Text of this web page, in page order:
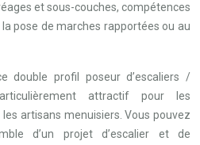
et sous-couches, compétences
pose de marches rapportées ou au
double profil poseur d’escaliers /
attractif pour les
artisans menuisiers. Vous pouvez
d’un projet d’escalier et de